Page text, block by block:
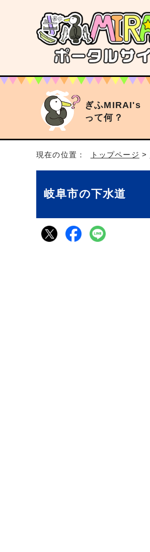
ぎふMIRAI's
って何？
現在の位置： トップページ >
岐阜市の下水道